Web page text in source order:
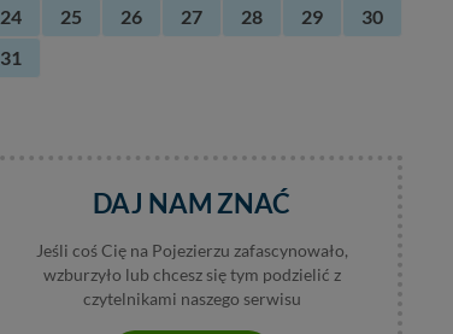
24
25 26 27 28 29
30
31
DAJ NAM ZNAĆ
Jeśli coś Cię na Pojezierzu zafascynowało,
wzburzyło lub chcesz się tym podzielić z
czytelnikami naszego serwisu